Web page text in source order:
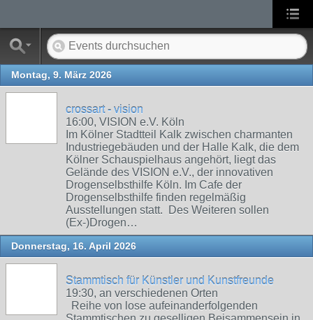
Montag, 9. März 2026
crossart - vision
16:00, VISION e.V. Köln
Im Kölner Stadtteil Kalk zwischen charmanten
Industriegebäuden und der Halle Kalk, die dem
Kölner Schauspielhaus angehört, liegt das
Gelände des VISION e.V., der innovativen
Drogenselbsthilfe Köln. Im Cafe der
Drogenselbsthilfe finden regelmäßig
Ausstellungen statt. Des Weiteren sollen
(Ex-)Drogen…
Donnerstag, 16. April 2026
Stammtisch für Künstler und Kunstfreunde
19:30, an verschiedenen Orten
Reihe von lose aufeinanderfolgenden